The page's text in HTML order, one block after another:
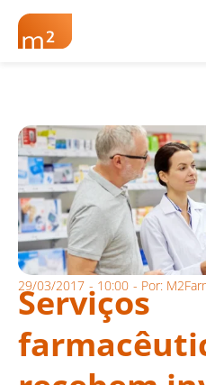
29/03/2017 - 10:00 - Por:
Serviços